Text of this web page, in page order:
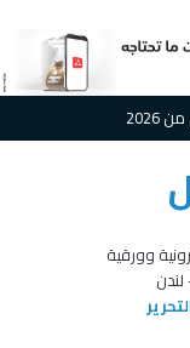
وورقية
لندن